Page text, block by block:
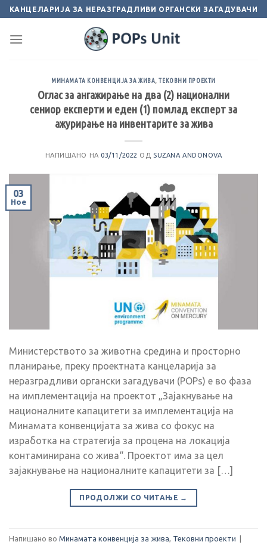
Skip
content
КАНЦЕЛАРИЈА ЗА НЕРАЗГРАДЛИВИ ОРГАНСКИ ЗАГАДУВАЧИ
МИНАМАТА КОНВЕНЦИЈА ЗА ЖИВА,ТЕКОВНИ ПРОЕКТИ
Оглас за ангажирање на два (2) национални
сениор експерти и еден (1) помлад експерт за
ажурирање на инвентарите за жива
НАПИШАНО НА 03/11/2022 ОД SUZANA ANDONOVA
03
Ное
Министерството за животна средина и просторно
планирање, преку проектната канцеларија за
неразградливи органски загадувачи (POPs) е во фаза
на имплементација на проектот „Зајакнување на
националните капацитети за имплементација на
Минамата конвенцијата за жива со фокус на
изработка на стратегија за процена на локација
контаминирана со жива“. Проектот има за цел
зајакнување на националните капацитети за […]
ПРОДОЛЖИ СО ЧИТАЊЕ →
Напишано во Минамата конвенција за жива, Тековни проекти